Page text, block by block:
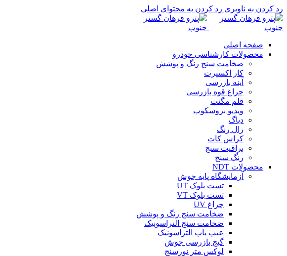
رد کردن به ناوبری رد کردن به محتوای اصلی
صفحه اصلی
محصولات کارشناسی خودرو
ضخامت سنج رنگ و پوشش
کار اکسپرت
آینه بازرسی
چراغ قوه بازرسی
قلم مگنت
ویدیو بروسکوپ
دیاگ
رال رنگ
کراس کات
براقیت سنج
رنگ سنج
محصولات NDT
آزمایشگاه پایه جوش
تست بلوک UT
تست بلوک VT
چراغ UV
ضخامت سنج رنگ و پوشش
ضخامت سنج التراسونیک
عیب یاب التراسونیک
گیج بازرسی جوش
لوکس متر نورسنج